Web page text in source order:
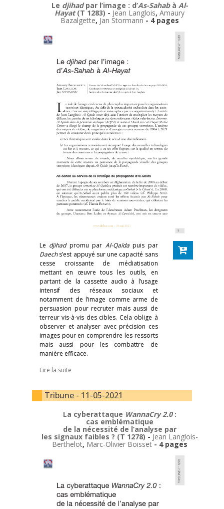
Le djihadpar l’image : d’As-Sahabà Al-
Hayat(T 1283) - Jean Langlois, Amaury
Bazalgette, Jan Stormann- 4 pages
Le djihadpromu par Al-Qaïdapuis par
Daechs’est appuyé sur une capacité sans
cesse croissante de médiatisation
mettant en œuvre tous les outils, en
partant de la cassette audio à l’usage
intensif des réseaux sociaux et
notamment de l’image comme arme de
persuasion pour recruter mais aussi de
terreur vis-à-vis des cibles. Cela oblige à
observer et analyser avec précision ces
images pour en comprendre les ressorts
mais aussi pour les combattre de
manière efficace.
Lire la suite
Tribune - 11-05-2021
La cyberattaque WannaCry 2.0:
cas emblématique
de la nécessité de l’analyse par
les signaux faibles ? (T 1278) -Jean Langlois-
Berthelot, Marc-Olivier Boisset- 4 pages